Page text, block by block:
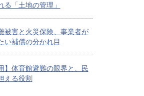
る「土地の管理」
被害と火災保険、事業者が
い補償の分かれ目
】体育館避難の限界と、民
える役割